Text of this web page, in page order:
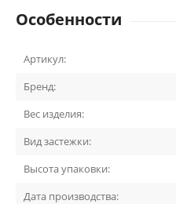
Особенности
Артикул:
Бренд:
Вес изделия:
Вид застежки:
Высота упаковки:
Дата производства: